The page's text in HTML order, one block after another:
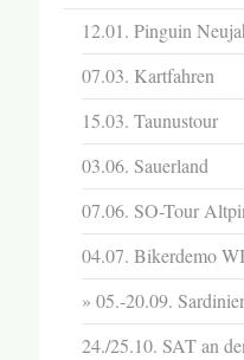
12.01. Pinguin
07.03. Kartfahren
15.03. Taunustour
03.06. Sauerland
07.06. SO-Tour
04.07. Bikerdemo WI
05.-20.09.
24./25.10. SAT an